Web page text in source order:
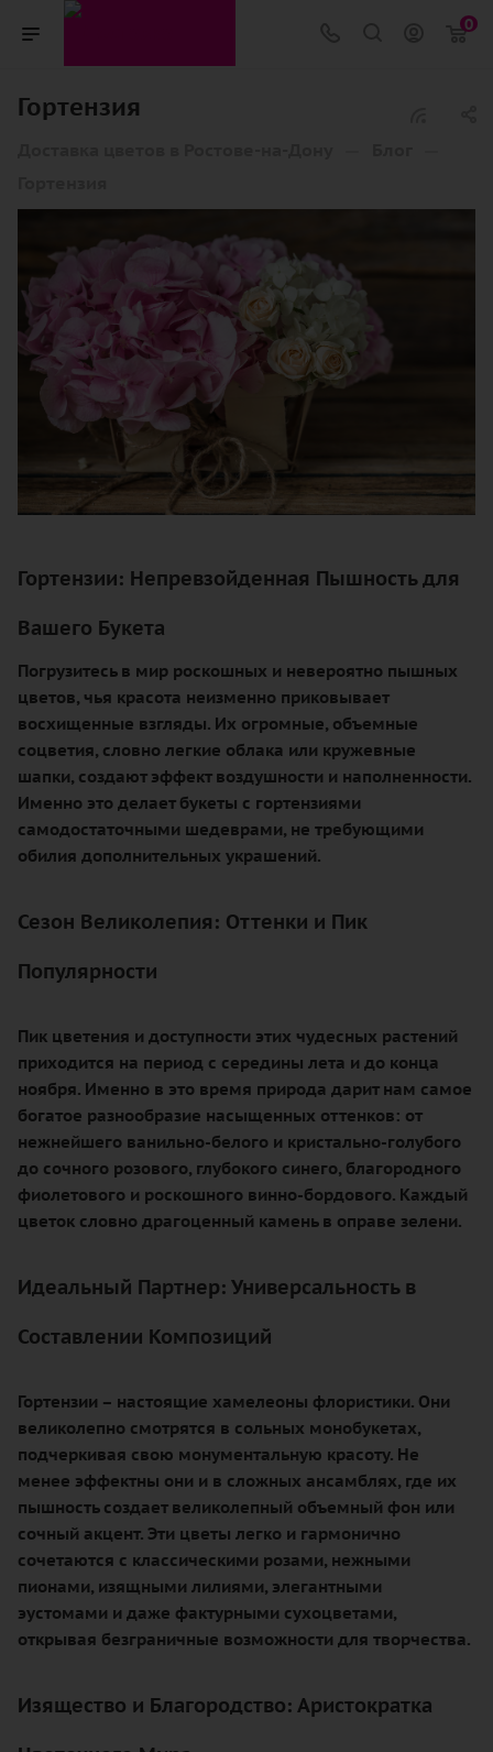
0
Гортензия
Гортензии: Непревзойденная Пышность для
Вашего Букета
Погрузитесь в мир роскошных и невероятно пышных
цветов, чья красота неизменно приковывает
восхищенные взгляды. Их огромные, объемные
соцветия, словно легкие облака или кружевные
шапки, создают эффект воздушности и наполненности.
Именно это делает букеты с гортензиями
самодостаточными шедеврами, не требующими
обилия дополнительных украшений.
Сезон Великолепия: Оттенки и Пик
Популярности
Пик цветения и доступности этих чудесных растений
приходится на период с середины лета и до конца
ноября. Именно в это время природа дарит нам самое
богатое разнообразие насыщенных оттенков: от
нежнейшего ванильно-белого и кристально-голубого
до сочного розового, глубокого синего, благородного
фиолетового и роскошного винно-бордового. Каждый
цветок словно драгоценный камень в оправе зелени.
Идеальный Партнер: Универсальность в
Составлении Композиций
Гортензии – настоящие хамелеоны флористики. Они
великолепно смотрятся в сольных монобукетах,
подчеркивая свою монументальную красоту. Не
менее эффектны они и в сложных ансамблях, где их
пышность создает великолепный объемный фон или
сочный акцент. Эти цветы легко и гармонично
сочетаются с классическими розами, нежными
пионами, изящными лилиями, элегантными
эустомами и даже фактурными сухоцветами,
открывая безграничные возможности для творчества.
Изящество и Благородство: Аристократка